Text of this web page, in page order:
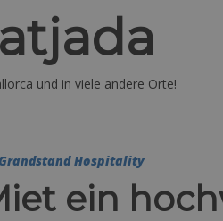
und in viele andere Orte!
Hospitality
ein